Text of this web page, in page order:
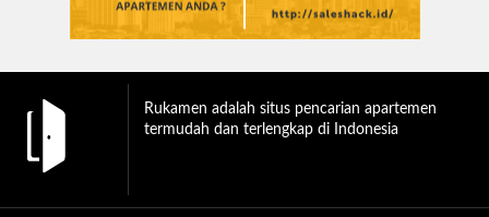
Rukamen adalah situs pencarian apartemen
termudah dan terlengkap di Indonesia